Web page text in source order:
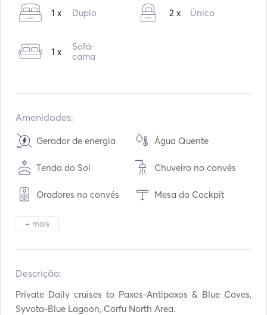
Tipo de combustível:
Capacidade de água:
1 x Duplo 2 x Único
1 x
Sofá-
cama
Amenidades:
Gerador de energia Água Quente
Tenda do Sol Chuveiro no convés
Oradores no convés Mesa do Cockpit
Binóculos
Frigorífico
Cutelaria / Óculos /
Pratos
Cafeteira
+ mais
Descrição:
Private Daily cruises to Paxos-Antipaxos & Blue Caves,
Syvota-Blue Lagoon, Corfu North Area.